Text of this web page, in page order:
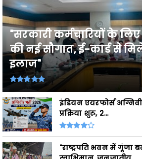
"सरकारी कर्मचारियों के लिए
की नई सौगात, ई-कार्ड से
इलाज"
इंडियन एयरफोर्स
प्रक्रिया शुरू, 2...
"राष्ट्रपति भवन में गूंजा